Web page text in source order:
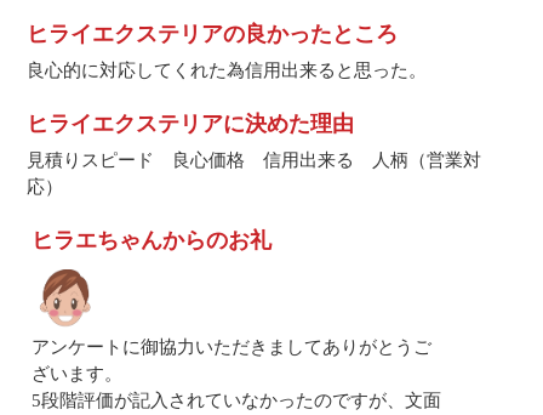
ヒライエクステリアの良かったところ
良心的に対応してくれた為信用出来ると思った。
ヒライエクステリアに決めた理由
見積りスピード 良心価格 信用出来る 人柄（営業対
応）
ヒラエちゃんからのお礼
アンケートに御協力いただきましてありがとうご
ざいます。
5段階評価が記入されていなかったのですが、文面